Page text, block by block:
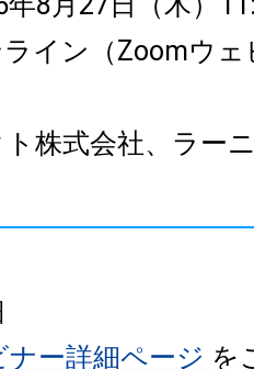
イン（Zoomウェ
株式会社、ラー
ー詳細ページ を